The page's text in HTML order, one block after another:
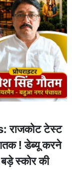
टेस्ट
! डेब्यू करने
स्कोर की